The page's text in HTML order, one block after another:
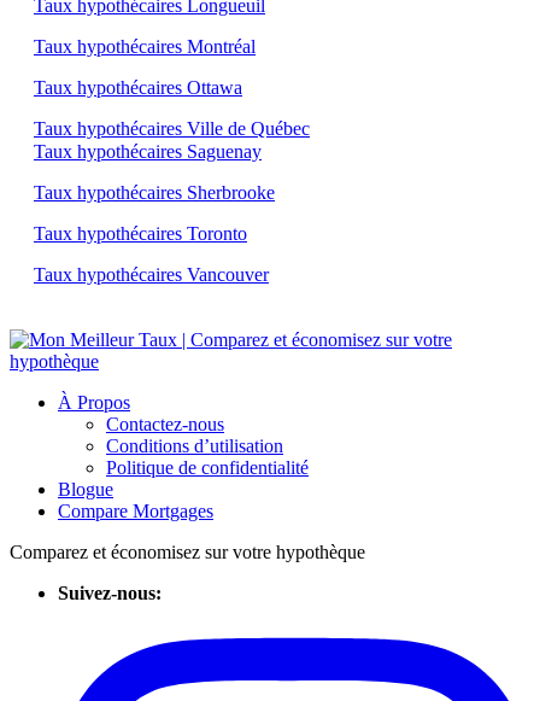
Taux hypothécaires Longueuil
Taux hypothécaires Montréal
Taux hypothécaires Ottawa
Taux hypothécaires Ville de Québec
Taux hypothécaires Saguenay
Taux hypothécaires Sherbrooke
Taux hypothécaires Toronto
Taux hypothécaires Vancouver
À Propos
Contactez-nous
Conditions d’utilisation
Politique de confidentialité
Blogue
Compare Mortgages
Comparez et économisez sur votre hypothèque
Suivez-nous: